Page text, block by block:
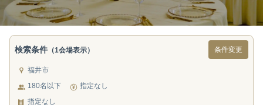
検索条件 （1会場表示） 条件変更
福井市
180名以下
指定なし
指定なし